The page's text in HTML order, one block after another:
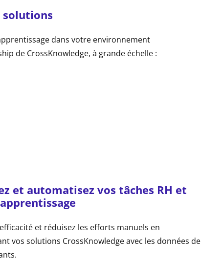
solutions
dans votre environnement
de CrossKnowledge, à grande échelle :
et automatisez vos tâches RH et
et réduisez les efforts manuels en
vos solutions CrossKnowledge avec les données de